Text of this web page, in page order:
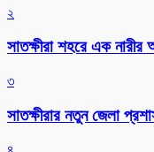
২
সাতক্ষীরা শহরে এক
৩
সাতক্ষীরার নতুন জেলা